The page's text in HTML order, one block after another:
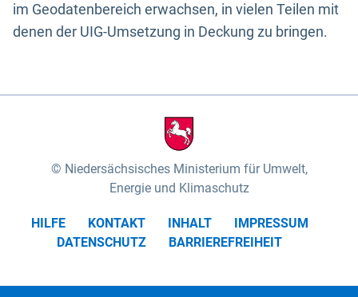
im Geodatenbereich erwachsen, in vielen Teilen mit
denen der UIG-Umsetzung in Deckung zu bringen.
Niedersächsisches Ministerium für Umwelt,
Energie und Klimaschutz
HILFE KONTAKT INHALT
IMPRESSUM
DATENSCHUTZ
BARRIEREFREIHEIT